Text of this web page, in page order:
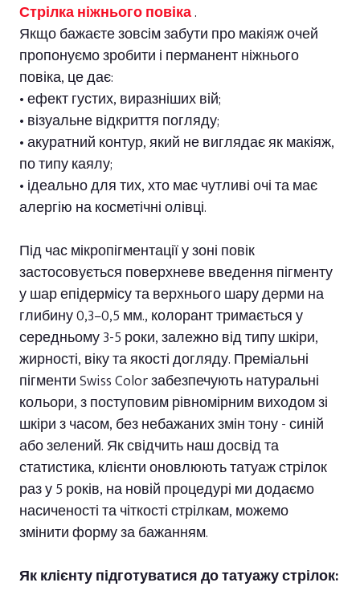
Стрілка ніжнього повіка.
Якщо бажаєте зовсім забути про макіяж очей
пропонуємо зробити і перманент ніжнього
повіка, це дає:
• ефект густих, виразніших вій;
• візуальне відкриття погляду;
• акуратний контур, який не виглядає як макіяж,
по типу каялу;
• ідеально для тих, хто має чутливі очі та має
алергію на косметічні олівці.
Під час мікропігментації у зоні повік
застосовується поверхневе введення пігменту
у шар епідермісу та верхнього шару дерми на
глибину 0,3–0,5 мм., колорант тримається у
середньому 3-5 роки, залежно від типу шкіри,
жирності, віку та якості догляду. Преміальні
пігменти Swiss Color забезпечують натуральні
кольори, з поступовим рівномірним виходом зі
шкіри з часом, без небажаних змін тону - синій
або зелений. Як свідчить наш досвід та
статистика, клієнти оновлюють татуаж стрілок
раз у 5 років, на новій процедурі ми додаємо
насиченості та чіткості стрілкам, можемо
змінити форму за бажанням.
Як клієнту підготуватися до татуажу стрілок: